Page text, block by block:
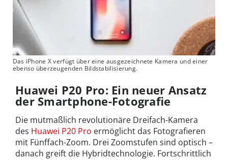
Das iPhone X verfügt über eine ausgezeichnete Kamera und einer
ebenso überzeugenden Bildstabilisierung.
Huawei P20 Pro: Ein neuer Ansatz
der Smartphone-Fotografie
Die mutmaßlich revolutionäre Dreifach-Kamera
des Huawei P20 Pro ermöglicht das Fotografieren
mit Fünffach-Zoom. Drei Zoomstufen sind optisch –
danach greift die Hybridtechnologie. Fortschrittlich